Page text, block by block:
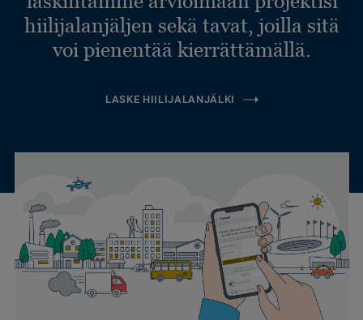
hiilijalanjäljen sekä tavat, joilla sitä
voi pienentää kierrättämällä.
LASKE HIILIJALANJÄLKI